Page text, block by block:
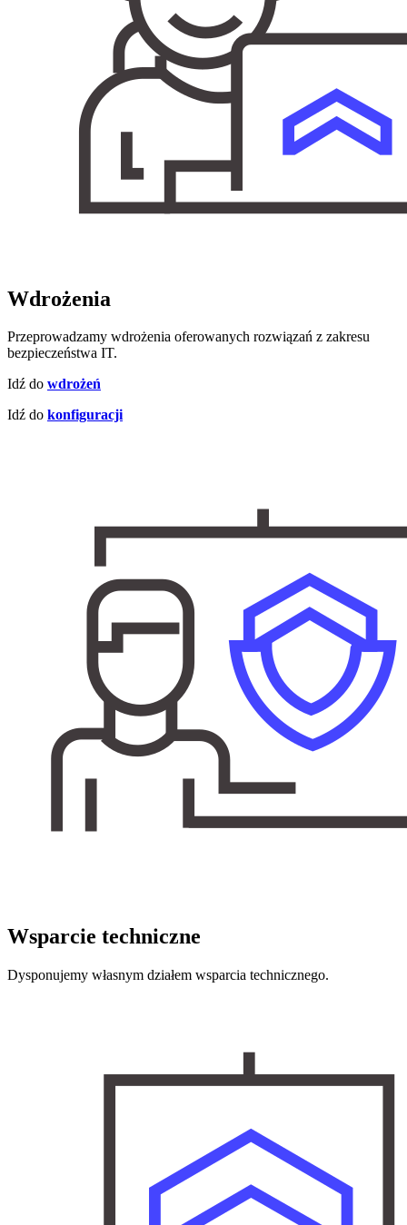
Wdrożenia
Przeprowadzamy wdrożenia oferowanych rozwiązań z zakresu
bezpieczeństwa IT.
Idź do wdrożeń
Idź do konfiguracji
Wsparcie techniczne
Dysponujemy własnym działem wsparcia technicznego.